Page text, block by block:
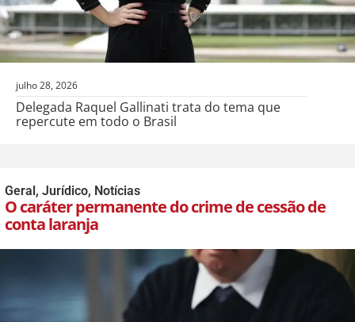
julho 28, 2026
Delegada Raquel Gallinati trata do tema que
repercute em todo o Brasil
Geral , Jurídico, Notícias
O caráter permanente do crime de cessão de
conta laranja